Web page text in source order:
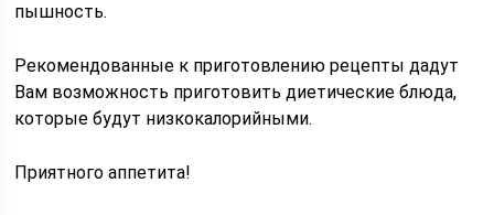
пышность.
Рекомендованные к приготовлению рецепты дадут
Вам возможность приготовить диетические блюда,
которые будут низкокалорийными.
Приятного аппетита!